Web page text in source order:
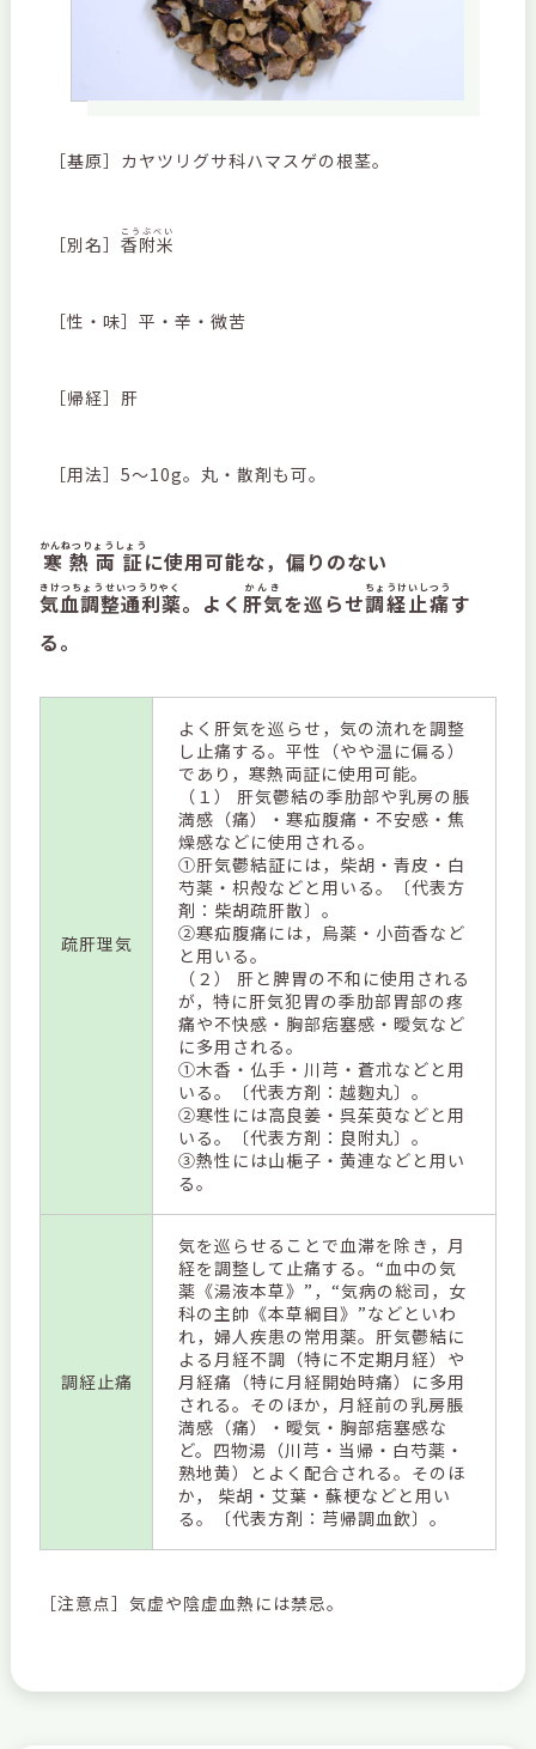
［基原］カヤツリグサ科ハマスゲの根茎。
［別名］ 香附米
こうぶべい
［性・味］平・辛・微苦
［帰経］肝
［用法］5～10g。丸・散剤も可。
寒熱両証
かんねつりょうしょう
に使用可能な，偏りのない
気血調整通利薬
きけつちょうせいつうりやく
。よく 肝気
かんき
を巡らせ調経止痛
ちょうけいしつう
す
る。
疏肝理気
よく肝気を巡らせ，気の流れを調整
し止痛する。平性（やや温に偏る）
であり，寒熱両証に使用可能。
（１） 肝気鬱結の季肋部や乳房の脹
満感（痛）・寒疝腹痛・不安感・焦
燥感などに使用される。
①肝気鬱結証には，柴胡・青皮・白
芍薬・枳殻などと用いる。〔代表方
剤：柴胡疏肝散〕。
②寒疝腹痛には，烏薬・小茴香など
と用いる。
（２） 肝と脾胃の不和に使用される
が，特に肝気犯胃の季肋部胃部の疼
痛や不快感・胸部痞塞感・曖気など
に多用される。
①木香・仏手・川芎・蒼朮などと用
いる。〔代表方剤：越麴丸〕。
②寒性には高良姜・呉茱萸などと用
いる。〔代表方剤：良附丸〕。
③熱性には山梔子・黄連などと用い
る。
調経止痛
気を巡らせることで血滞を除き，月
経を調整して止痛する。“血中の気
薬《湯液本草》”，“気病の総司，女
科の主帥《本草綱目》”などといわ
れ，婦人疾患の常用薬。肝気鬱結に
よる月経不調（特に不定期月経）や
月経痛（特に月経開始時痛）に多用
される。そのほか，月経前の乳房脹
満感（痛）・曖気・胸部痞塞感な
ど。四物湯（川芎・当帰・白芍薬・
熟地黄）とよく配合される。そのほ
か， 柴胡・艾葉・蘇梗などと用い
る。〔代表方剤：芎帰調血飲〕。
［注意点］気虚や陰虚血熱には禁忌。